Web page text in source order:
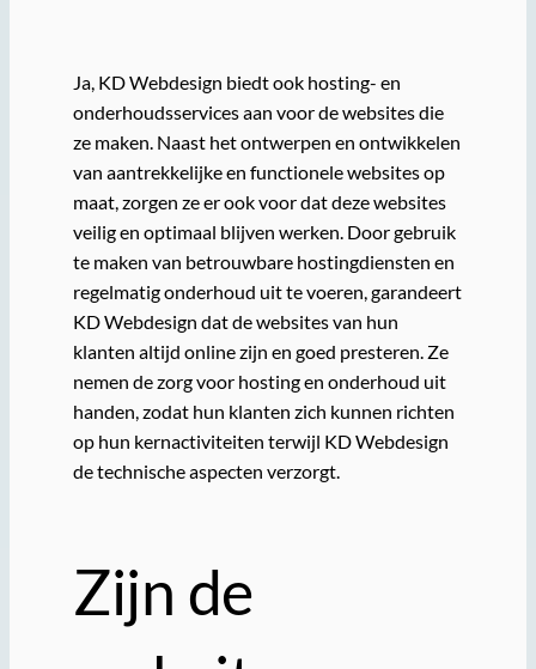
Ja, KD Webdesign biedt ook hosting- en
onderhoudsservices aan voor de websites die
ze maken. Naast het ontwerpen en ontwikkelen
van aantrekkelijke en functionele websites op
maat, zorgen ze er ook voor dat deze websites
veilig en optimaal blijven werken. Door gebruik
te maken van betrouwbare hostingdiensten en
regelmatig onderhoud uit te voeren, garandeert
KD Webdesign dat de websites van hun
klanten altijd online zijn en goed presteren. Ze
nemen de zorg voor hosting en onderhoud uit
handen, zodat hun klanten zich kunnen richten
op hun kernactiviteiten terwijl KD Webdesign
de technische aspecten verzorgt.
Zijn de